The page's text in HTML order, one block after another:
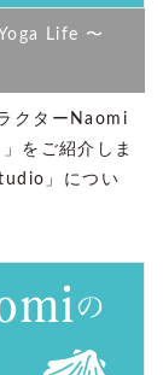
Life 〜
クターNaomi
をご紹介しま
」につい